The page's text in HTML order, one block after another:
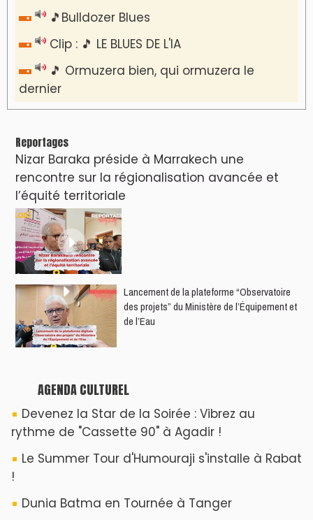
🎵Bulldozer Blues
Clip : 🎵 LE BLUES DE L'IA
🎵 Ormuzera bien, qui ormuzera le
dernier
Reportages
Nizar Baraka préside à Marrakech une
rencontre sur la régionalisation avancée et
l’équité territoriale
​Lancement de la plateforme “Observatoire
des projets” du Ministère de l’Équipement et
de l’Eau
AGENDA CULTUREL
Devenez la Star de la Soirée : Vibrez au
rythme de "Cassette 90" à Agadir !
Le Summer Tour d'Humouraji s'installe à Rabat
!
Dunia Batma en Tournée à Tanger